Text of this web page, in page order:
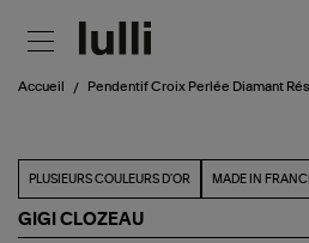
Accueil Pendentif Croix Perlée Diamant
PLUSIEURS COULEURS D'OR MADE IN
GIGI CLOZEAU